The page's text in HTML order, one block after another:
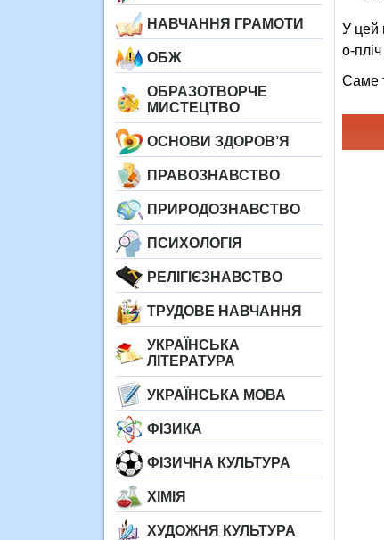
НАВЧАННЯ ГРАМОТИ
ОБЖ
ОБРАЗОТВОРЧЕ
МИСТЕЦТВО
ОСНОВИ ЗДОРОВ’Я
ПРАВОЗНАВСТВО
ПРИРОДОЗНАВСТВО
ПСИХОЛОГІЯ
РЕЛІГІЄЗНАВСТВО
ТРУДОВЕ НАВЧАННЯ
УКРАЇНСЬКА
ЛІТЕРАТУРА
УКРАЇНСЬКА МОВА
ФІЗИКА
ФІЗИЧНА КУЛЬТУРА
ХІМІЯ
ХУДОЖНЯ КУЛЬТУРА
У цей
о-
Саме